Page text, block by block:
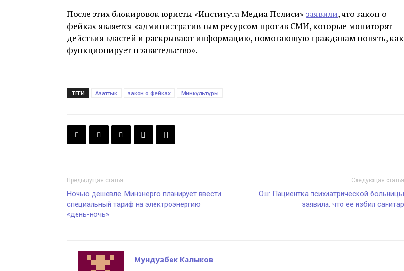
После этих блокировок юристы «Института Медиа Полиси»заявили, что закон о
фейках является «административным ресурсом против СМИ, которые мониторят
действия властей и раскрывают информацию, помогающую гражданам понять, как
функционирует правительство».
ТЕГИ Азаттык закон о фейках Минкультуры
Предыдущая статья
Ночью дешевле. Минэнерго планирует ввести
специальный тариф на электроэнергию
«день-ночь»
Следующая статья
Ош: Пациентка психиатрической больницы
заявила, что ее избил санитар
Мундузбек Калыков